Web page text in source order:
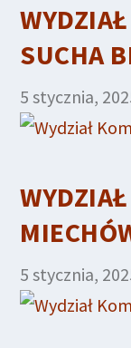
SUCHA
5 stycznia,
5 stycznia,